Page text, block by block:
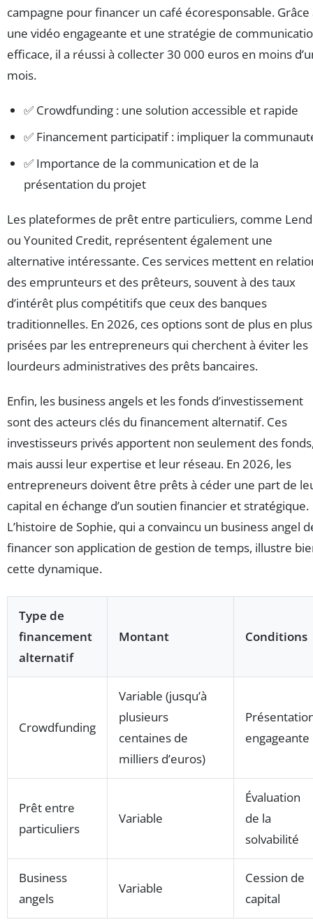
campagne pour financer un café écoresponsable. Grâce
une vidéo engageante et une stratégie de
efficace, il a réussi à collecter 30 000 euros en moins
mois.
✅ Crowdfunding : une solution accessible et rapide
✅ Financement participatif : impliquer la
✅ Importance de la communication et de la
présentation du projet
Les plateformes de prêt entre particuliers, comme
ou Younited Credit, représentent également une
alternative intéressante. Ces services mettent en
des emprunteurs et des prêteurs, souvent à des taux
d’intérêt plus compétitifs que ceux des banques
traditionnelles. En 2026, ces options sont de plus en plus
prisées par les entrepreneurs qui cherchent à éviter les
lourdeurs administratives des prêts bancaires.
Enfin, les business angels et les fonds d’investissement
sont des acteurs clés du financement alternatif. Ces
investisseurs privés apportent non seulement des
mais aussi leur expertise et leur réseau. En 2026, les
entrepreneurs doivent être prêts à céder une part de
capital en échange d’un soutien financier et stratégique.
L’histoire de Sophie, qui a convaincu un business angel
financer son application de gestion de temps, illustre
cette dynamique.
Type de
financement
alternatif
Montant Conditions
Crowdfunding
Variable (jusqu’à
plusieurs
centaines de
milliers d’euros)
engageante
Prêt entre
particuliers
Variable
Évaluation
de la
solvabilité
Business
angels
Variable
Cession de
capital